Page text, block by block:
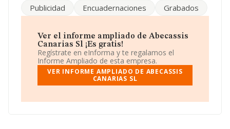
tiene actividad en mercados exteriores.
tiene domicilio fiscal en Calle La Rosa núm. 14, (38002),
Santa Cruz De Tenerife, Islas Canarias.
En relación con el sector y disponiendo de los datos de
hasta 67.991 empresas, a nivel nacional la facturación
asciende a 7.139 millones de euros y se estima que el
promedio de la facturación entre todas las empresas es
sobre Santa Cruz De Tenerife, en la base de datos de
Publicidad Encuadernaciones Grabados
Ver el informe ampliado de Abecassis
Canarias Sl ¡Es gratis!
Regístrate en eInforma y te regalamos el
Informe Ampliado de esta empresa.
VER INFORME AMPLIADO DE ABECASSIS
CANARIAS SL